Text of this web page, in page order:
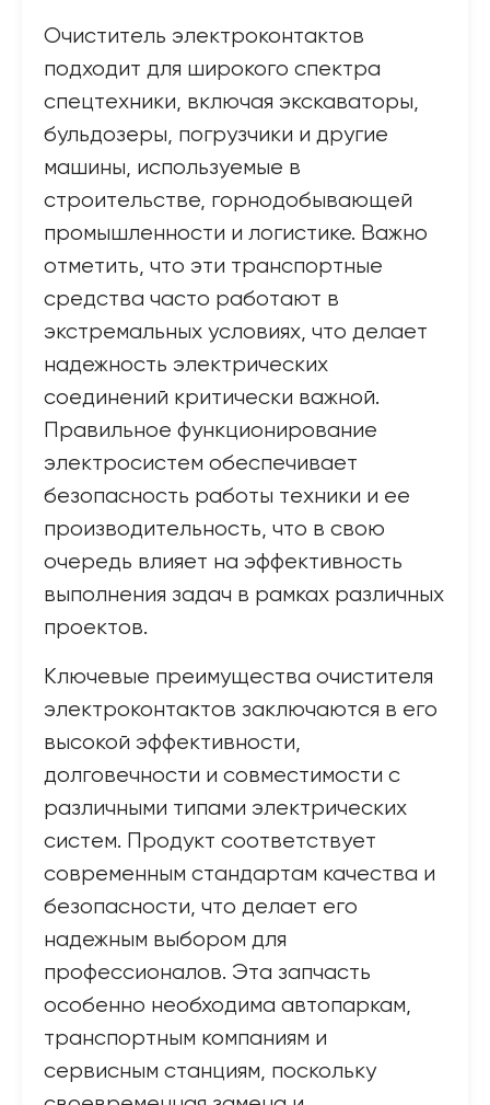
Очиститель электроконтактов
подходит для широкого спектра
спецтехники, включая экскаваторы,
бульдозеры, погрузчики и другие
машины, используемые в
строительстве, горнодобывающей
промышленности и логистике. Важно
отметить, что эти транспортные
средства часто работают в
экстремальных условиях, что делает
надежность электрических
соединений критически важной.
Правильное функционирование
электросистем обеспечивает
безопасность работы техники и ее
производительность, что в свою
очередь влияет на эффективность
выполнения задач в рамках различных
проектов.
Ключевые преимущества очистителя
электроконтактов заключаются в его
высокой эффективности,
долговечности и совместимости с
различными типами электрических
систем. Продукт соответствует
современным стандартам качества и
безопасности, что делает его
надежным выбором для
профессионалов. Эта запчасть
особенно необходима автопаркам,
транспортным компаниям и
сервисным станциям, поскольку